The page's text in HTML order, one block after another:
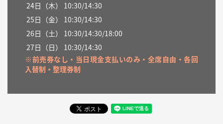
24日（木） 10:30/14:30
25日（金） 10:30/14:30
26日（土） 10:30/14:30/18:00
27日（日） 10:30/14:30
※前売券なし・当日現金支払いのみ・全席自由・各回
入替制・整理券制